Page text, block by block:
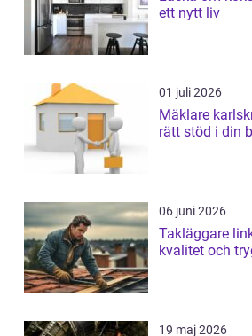
ett nytt liv
01 juli 2026
Mäklare karlskrona så
rätt stöd i din
06 juni 2026
Takläggare linköping
kvalitet och
19 maj 2026